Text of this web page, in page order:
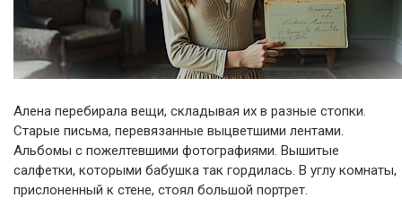
Алена перебирала вещи, складывая их в разные стопки.
Старые письма, перевязанные выцветшими лентами.
Альбомы с пожелтевшими фотографиями. Вышитые
салфетки, которыми бабушка так гордилась. В углу комнаты,
прислоненный к стене, стоял большой портрет.